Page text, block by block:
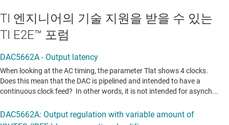
TI 엔지니어의 기술 지원을 받을 수 있는
TI E2E™ 포럼